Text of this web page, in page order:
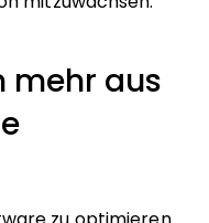
mehr aus
zu optimieren